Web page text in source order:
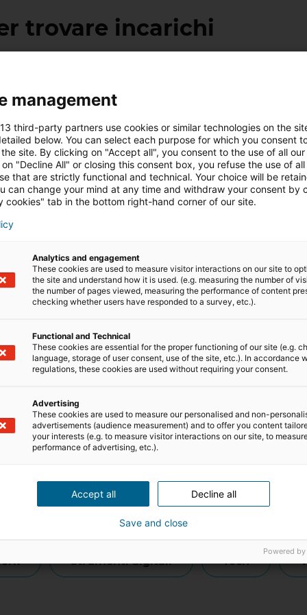
trovare incarichi
lavoro dell’agente immobiliare è quello
Un esempio concreto ed eccellente, tra gli
su qualunque telefonino: è un sistema di
un potenziale “tipster”(o deal trader),
permette agli addetti ai lavori di ricevere un
potere della comunità locale, valorizzando il
immobiliare
si distingue con il suo modello innovativo
l’agenzia tradizionale fisica sul territorio, con tutti
sofisticati e dedicati, per gestire ogni
alla traduzione di documenti nelle transazioni
online. L’approccio iad comunque
In un mercato che richiede sempre più
Unisciti a noi!
questo articolo
finestra
su Facebook
finestra
su Linkedin
Nuova finestra
Condividi su Instagram
Nuova finestra
Condividi con l'e-mail
professioni immobiliari
strumenti digitali tech
management
third-party partners use cookies or similar technologies on the
below. You can select each purpose for which you consent
site. By clicking on "Accept all", you consent to the use of all our
"Decline All" or closing this consent box, you refuse the use of all
that are strictly functional and technical. Your choice will be
can change your mind at any time and withdraw your consent by
cookies" tab in the bottom right-hand corner of our site.
Analytics and engagement
These cookies are used to measure visitor interactions on our site to
the site and understand how it is used. (e.g. measuring the number of
the number of pages viewed, measuring the performance of content
checking whether users have responded to a survey, etc.).
Functional and Technical
These cookies are essential for the proper functioning of our site (e.g.
language, storage of user consent, use of the site, etc.). In accordance
regulations, these cookies are used without requiring your consent.
Advertising
These cookies are used to measure our personalised and non-
advertisements (audience measurement) and to offer you content
your interests (e.g. to measure visitor interactions on our site, to
performance of advertising, etc.).
Accept all Decline all
Save and close
Powered by